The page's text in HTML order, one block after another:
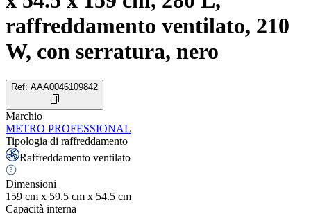
raffreddamento ventilato, 210
W, con serratura, nero
Ref: AAA0046109842
Marchio
METRO PROFESSIONAL
Tipologia di raffreddamento
Raffreddamento ventilato
Dimensioni
159 cm x 59.5 cm x 54.5 cm
Capacità interna